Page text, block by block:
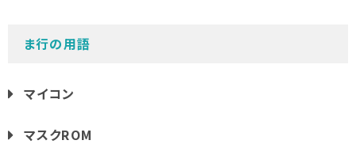
ま行の用語
マイコン
マスクROM